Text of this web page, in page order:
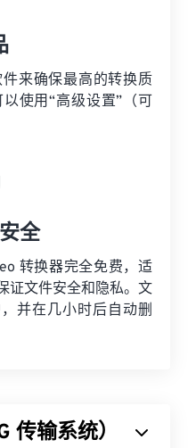
来确保最高的转换质
使用“高级设置”（可
全
转换器完全免费，适
证文件安全和隐私。文
并在几小时后自动删
传输系统）